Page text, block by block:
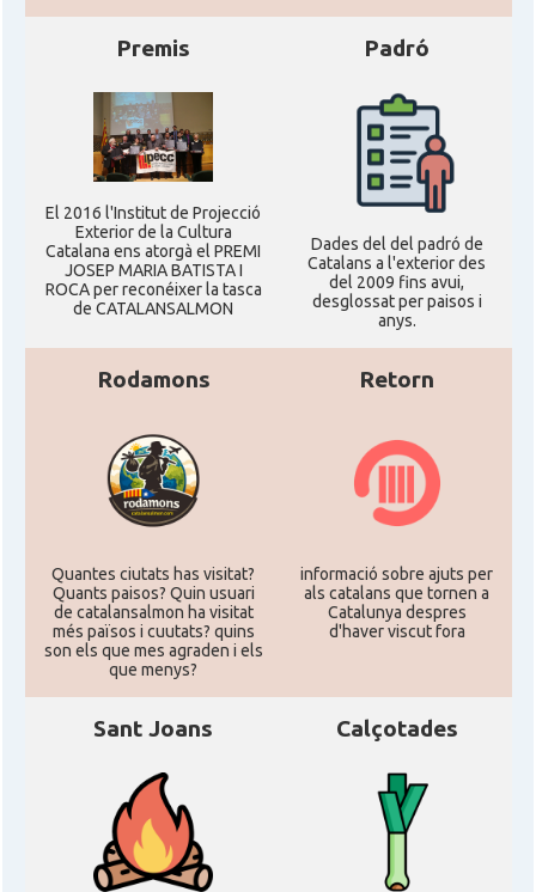
Premis
El 2016 l'Institut de Projecció
Exterior de la Cultura
Catalana ens atorgà el PREMI
JOSEP MARIA BATISTA I
ROCA per reconéixer la tasca
de CATALANSALMON
Padró
Dades del del padró de
Catalans a l'exterior des
del 2009 fins avui,
desglossat per paisos i
anys.
Rodamons
Quantes ciutats has visitat?
Quants paisos? Quin usuari
de catalansalmon ha visitat
més països i cuutats? quins
son els que mes agraden i els
que menys?
Retorn
informació sobre ajuts per
als catalans que tornen a
Catalunya despres
d'haver viscut fora
Sant Joans Calçotades